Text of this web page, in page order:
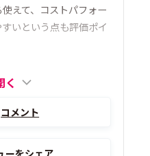
えて、コストパフォー
いという点も評価ポイ
く
コメント
ーをシェア